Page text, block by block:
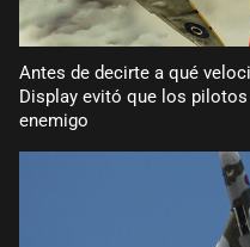
Antes de decirte a qué
Display evitó que los pilotos
enemigo